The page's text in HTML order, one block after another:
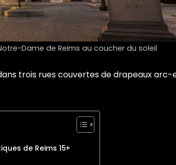
Dame de Reims au coucher du soleil
trois rues couvertes de drapeaux arc-
de Reims 15+